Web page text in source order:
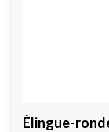
Élingue-